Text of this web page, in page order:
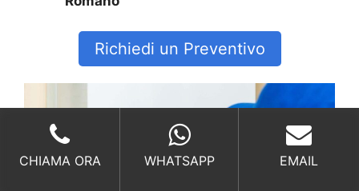
Richiedi un Preventivo
CHIAMA ORA WHATSAPP EMAIL